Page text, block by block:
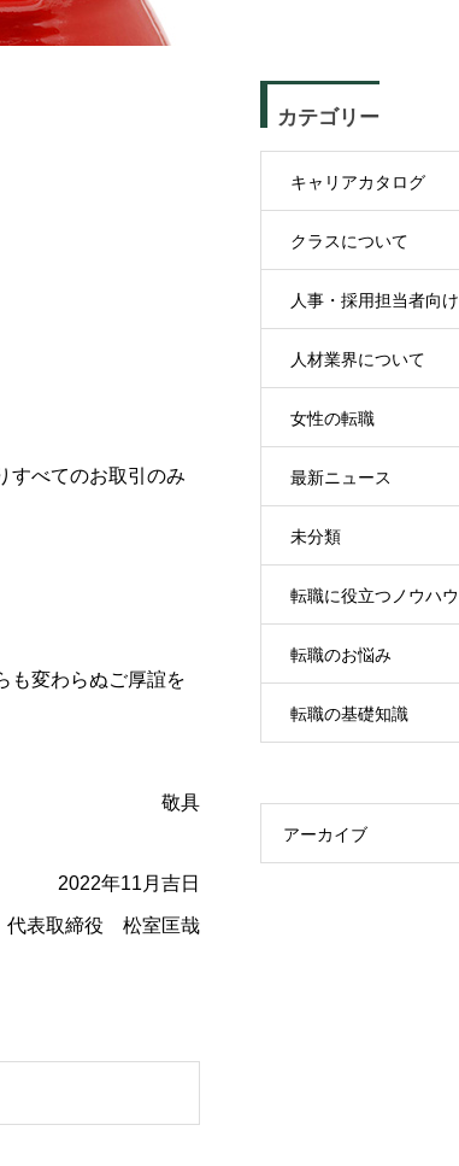
すべてのお取引のみ
も変わらぬご厚誼を
敬具
2022年11 月吉日
表取締役 松室匡哉
カテゴリー
キャリアカタログ
クラスについて
人事・採用担当者向け
人材業界について
女性の転職
最新ニュース
未分類
転職に役立つノウハウ
転職のお悩み
転職の基礎知識
アーカイブ